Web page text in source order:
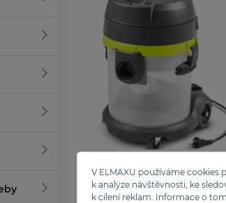
V ELMAXU používáme cookies
k analýze návštěvnosti, ke
k cílení reklam. Informace o